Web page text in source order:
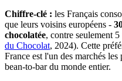
Chiffre-clé : les Français
que leurs voisins européens -
chocolatée, contre seulement
du Chocolat, 2024). Cette
France est l'un des marchés
bean-to-bar du monde entier.